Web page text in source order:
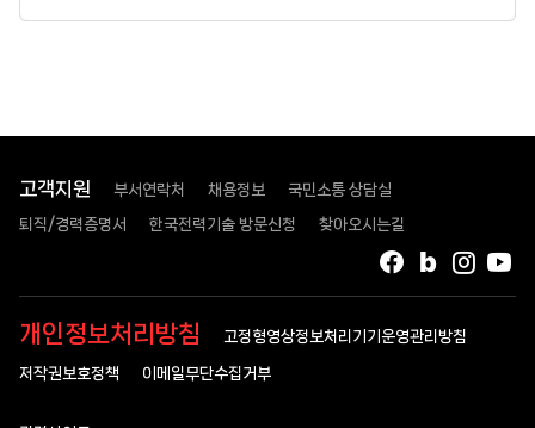
고객지원 부서연락처 채용정보 국민소통 상담실
퇴직/경력증명서 한국전력기술 방문신청 찾아오시는길
인스
블로그
페이스북
개인정보처리방침 고정형영상정보처리기기운영관리방침
저작권보호정책 이메일무단수집거부